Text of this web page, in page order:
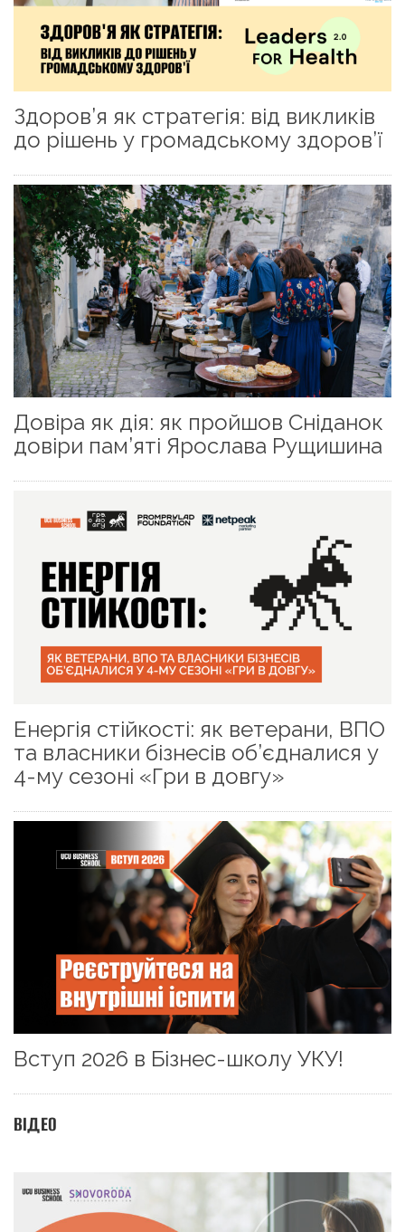
Здоров’я як стратегія: від викликів
до рішень у громадському здоров’ї
Довіра як дія: як пройшов Сніданок
довіри пам’яті Ярослава Рущишина
Енергія стійкості: як ветерани, ВПО
та власники бізнесів об’єдналися у
4-му сезоні «Гри в довгу»
Вступ 2026 в Бізнес-школу УКУ!
ВІДЕО